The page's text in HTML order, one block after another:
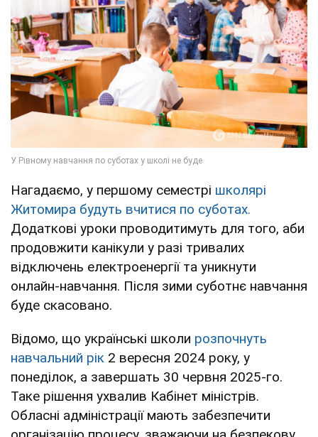
Нагадаємо, у першому семестрі школярі
Житомира будуть вчитися по суботах.
Додаткові уроки проводитимуть для того, аби
продовжити канікули у разі тривалих
відключень електроенергії та уникнути
онлайн-навчання. Після зими суботнє навчання
буде скасовано.
Відомо, що українські школи розпочнуть
навчальний рік 2 вересня 2024 року, у
понеділок, а завершать 30 червня 2025-го.
Таке рішення ухвалив Кабінет міністрів.
Обласні адміністрації мають забезпечити